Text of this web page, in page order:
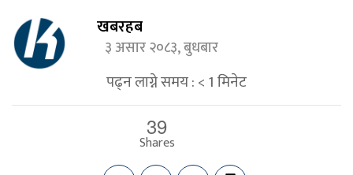
खबरहब
३ असार २०८३, बुधबार
पढ्न लाग्ने समय :< 1मिनेट
39
Shares